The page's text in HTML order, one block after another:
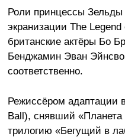
Роли принцессы
экранизации The
британские актёры Бо
Бенджамин Эван
соответственно.
Режиссёром адаптации
Ball), снявший «Планета
трилогию «Бегущий в